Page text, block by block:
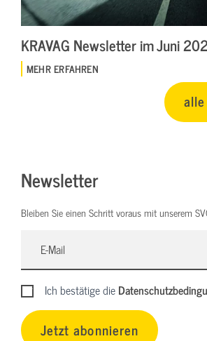
KRAVAG Newsletter im Juni
MEHR ERFAHREN
Newsletter
Bleiben Sie einen Schritt voraus mit unserem
Ich bestätige die
Jetzt abonnieren